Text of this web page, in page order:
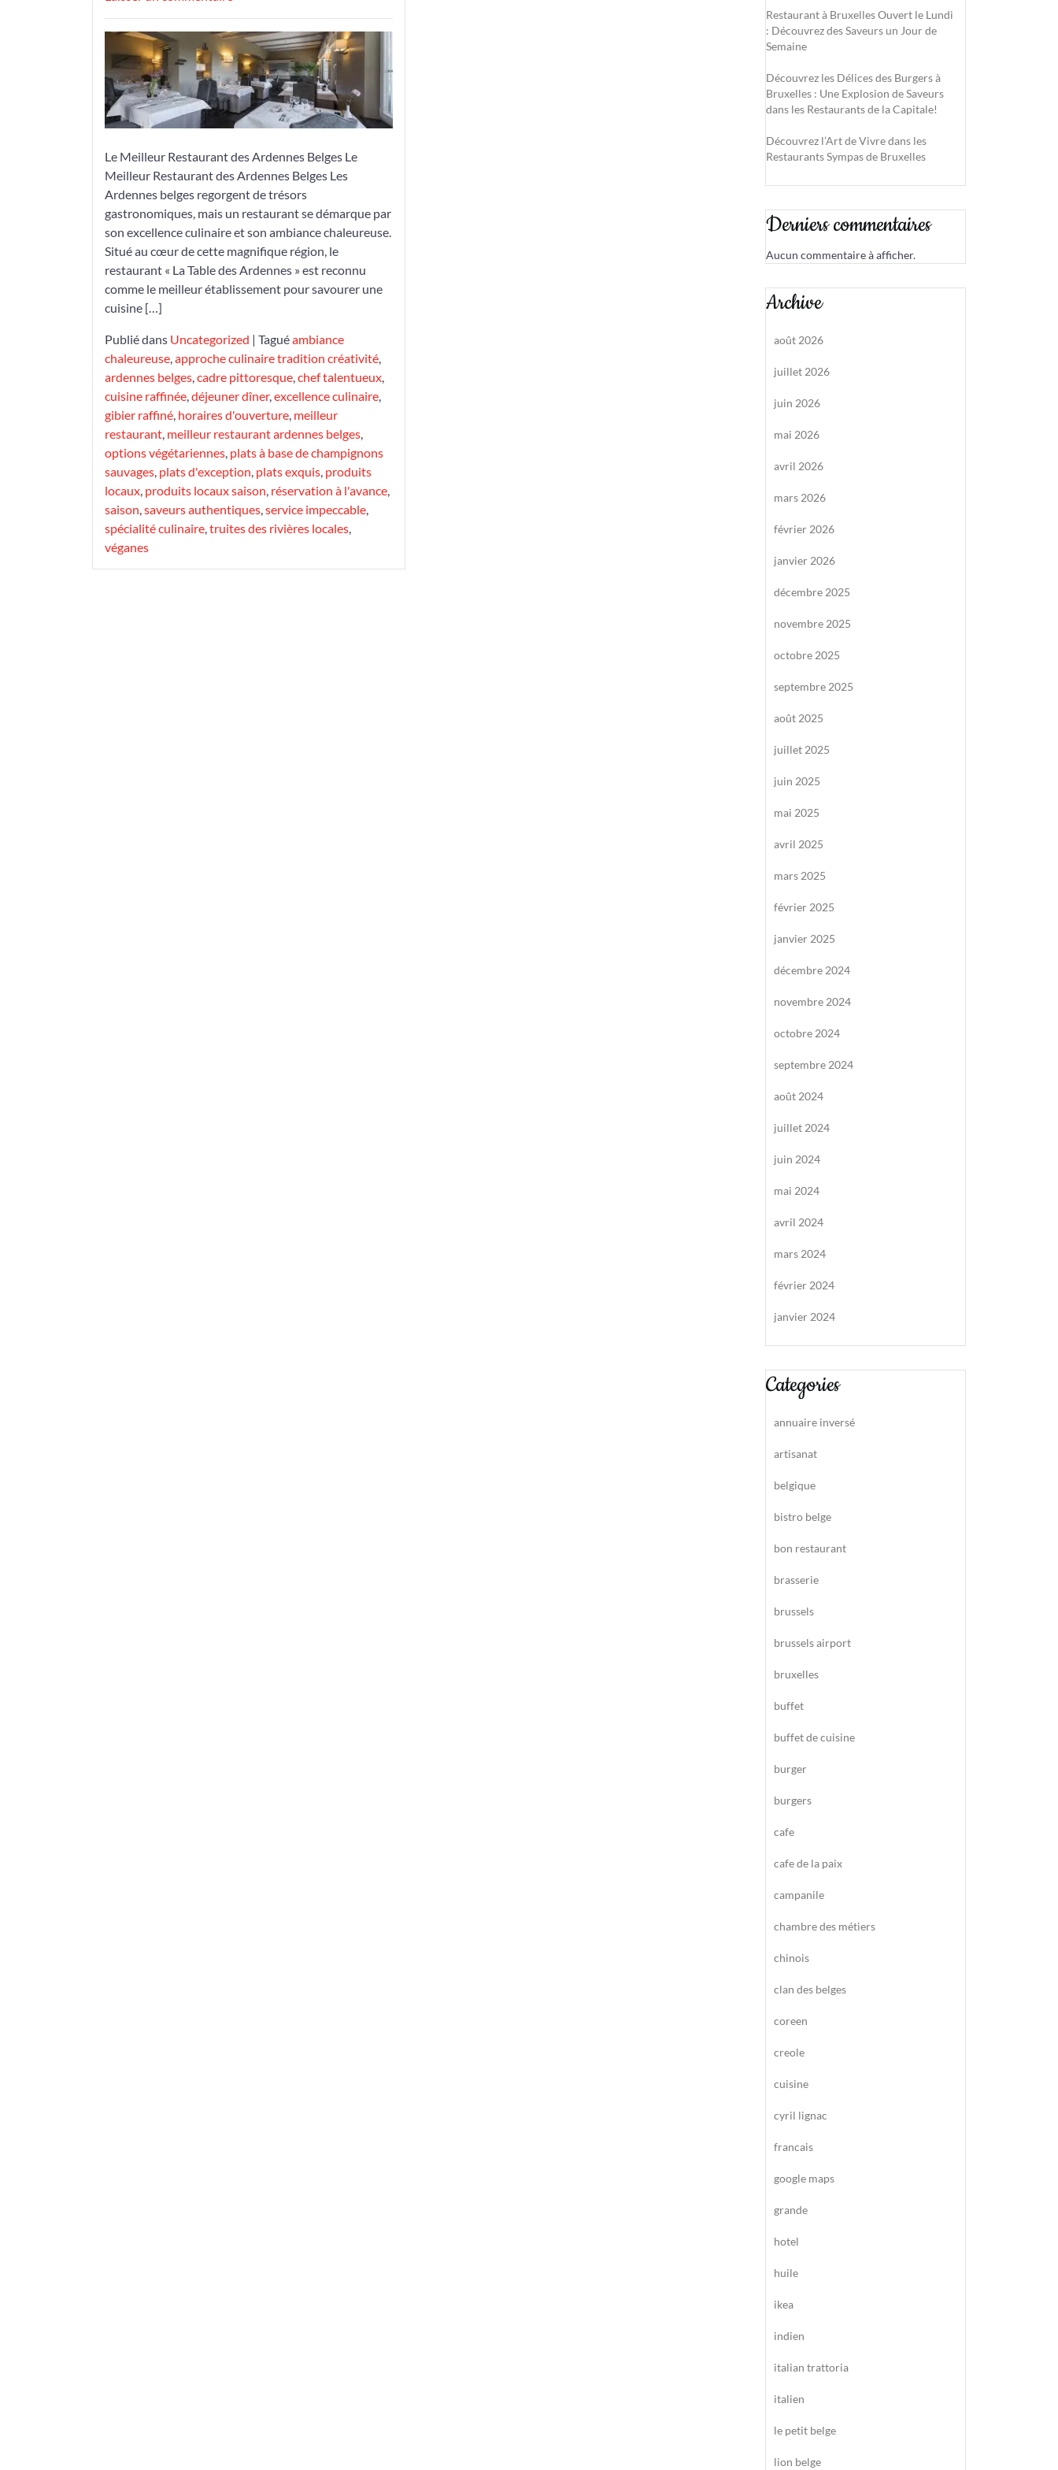
le
Meilleur
Restaurant
des
Ardennes
Belges:
Table
des
Ardennes
Le Meilleur Restaurant des Ardennes Belges Le
Meilleur Restaurant des Ardennes Belges Les
Ardennes belges regorgent de trésors
gastronomiques, mais un restaurant se démarque par
son excellence culinaire et son ambiance chaleureuse.
Situé au cœur de cette magnifique région, le
restaurant « La Table des Ardennes » est reconnu
comme le meilleur établissement pour savourer une
cuisine […]
Publié dans Uncategorized | Taguéambiance
chaleureuse,approche culinaire tradition créativité,
ardennes belges,cadre pittoresque,chef talentueux,
cuisine raffinée,déjeuner dîner,excellence culinaire,
gibier raffiné, horaires d'ouverture, meilleur
restaurant, meilleur restaurant ardennes belges,
options végétariennes, plats à base de champignons
sauvages, plats d'exception, plats exquis, produits
locaux, produits locaux saison, réservation à l'avance,
saison,saveurs authentiques,service impeccable,
spécialité culinaire,truites des rivières locales,
véganes
Restaurant à Bruxelles Ouvert le Lundi
: Découvrez des Saveurs un Jour de
Semaine
Découvrez les Délices des Burgers à
Bruxelles : Une Explosion de Saveurs
dans les Restaurants de la Capitale!
Découvrez l’Art de Vivre dans les
Restaurants Sympas de Bruxelles
Derniers commentaires
Aucun commentaire à afficher.
Archive
août 2026
juillet 2026
juin 2026
mai 2026
avril 2026
mars 2026
février 2026
janvier 2026
décembre 2025
novembre 2025
octobre 2025
septembre 2025
août 2025
juillet 2025
juin 2025
mai 2025
avril 2025
mars 2025
février 2025
janvier 2025
décembre 2024
novembre 2024
octobre 2024
septembre 2024
août 2024
juillet 2024
juin 2024
mai 2024
avril 2024
mars 2024
février 2024
janvier 2024
Categories
annuaire inversé
artisanat
belgique
bistro belge
bon restaurant
brasserie
brussels
brussels airport
bruxelles
buffet
buffet de cuisine
burger
burgers
cafe
cafe de la paix
campanile
chambre des métiers
chinois
clan des belges
coreen
creole
cuisine
cyril lignac
francais
google maps
grande
hotel
huile
ikea
indien
italian trattoria
italien
le petit belge
lion belge